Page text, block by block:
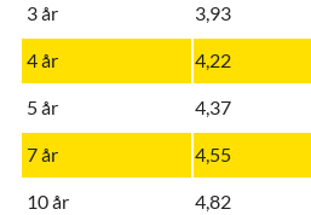
3 år
3,93
4 år 4,22
5 år 4,37
7 år 4,55
10 år 4,82